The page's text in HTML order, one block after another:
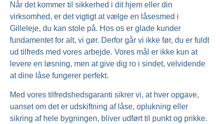
Når det kommer til sikkerhed i dit hjem eller din
virksomhed, er det vigtigt at vælge en låsesmed i
Gilleleje, du kan stole på. Hos os er glade kunder
fundamentet for alt, vi gør. Derfor går vi ikke før, du er fuldt
ud tilfreds med vores arbejde. Vores mål er ikke kun at
levere en løsning, men at give dig ro i sindet, velvidende
at dine låse fungerer perfekt.
Med vores tilfredshedsgaranti sikrer vi, at hver opgave,
uanset om det er udskiftning af låse, oplukning eller
sikring af hele bygningen, bliver udført til punkt og prikke.